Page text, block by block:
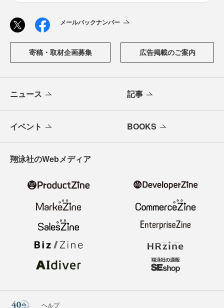
メールバックナンバー
寄稿・取材企画募集 広告掲載のご案内
ニュース 記事
イベント BOOKS
翔泳社のWebメディア
ヘルプ